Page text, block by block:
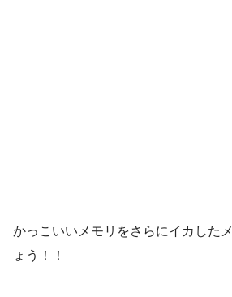
かっこいいメモリをさらにイカした
ょう！！